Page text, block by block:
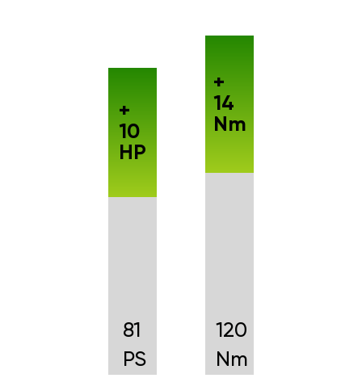
81
PS
+
10
HP
120
Nm
+
14
Nm